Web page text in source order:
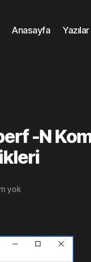
Anasayfa Yazılar
-N
yokWindows
Y